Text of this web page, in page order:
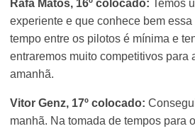
Rafa Matos, 16º colocado: Temos
experiente e que conhece bem
tempo entre os pilotos é mínima e
entraremos muito competitivos para
amanhã.
Vitor Genz, 17º colocado:
manhã. Na tomada de tempos para